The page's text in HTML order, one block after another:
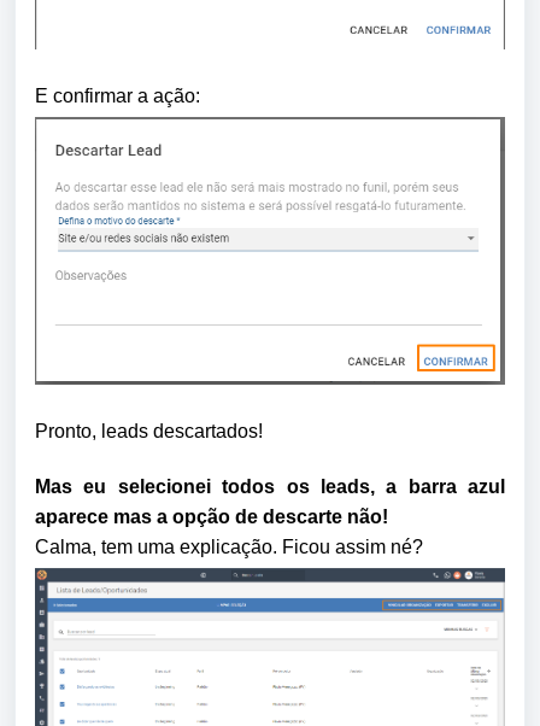
E confirmar a ação:
Pronto, leads descartados!
Mas eu selecionei todos os leads, a barra azul
aparece mas a opção de descarte não!
Calma, tem uma explicação. Ficou assim né?